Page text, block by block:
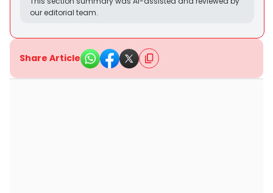
our editorial team.
Share Article